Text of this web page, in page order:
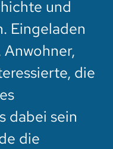
und
Eingeladen
die
dabei sein
die